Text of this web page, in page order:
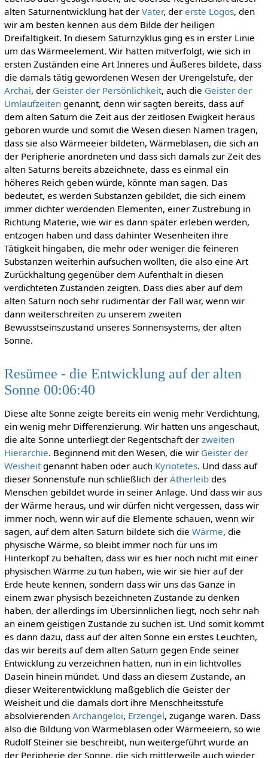
alten Saturnentwicklung hat der Vater, der erste Logos, den
wir am besten kennen aus dem Bilde der heiligen
Dreifaltigkeit. In diesem Saturnzyklus ging es in erster Linie
um das Wärmeelement. Wir hatten mitverfolgt, wie sich in
ersten Zuständen eine Art Inneres und Äußeres bildete, dass
die damals tätig gewordenen Wesen der Urengelstufe, der
Archai, der Geister der Persönlichkeit, auch die Geister der
Umlaufzeitengenannt, denn wir sagten bereits, dass auf
dem alten Saturn die Zeit aus der zeitlosen Ewigkeit heraus
geboren wurde und somit die Wesen diesen Namen tragen,
dass sie also Wärmeeier bildeten, Wärmeblasen, die sich an
der Peripherie anordneten und dass sich damals zur Zeit des
alten Saturns bereits abzeichnete, dass es einmal ein
höheres Reich geben würde, könnte man sagen. Das
bedeutet, es werden Substanzen gebildet, die sich einem
immer dichter werdenden Elementen, einer Zustrebung in
Richtung Materie, wie wir es dann später erleben werden,
entzogen haben und dass dahinter Wesenheiten ihre
Tätigkeit hingaben, die mehr oder weniger die feineren
Substanzen weiterhin aufsuchen wollten, die also eine Art
Zurückhaltung gegenüber dem Aufenthalt in diesen
verdichteten Zuständen zeigten. Dass dies aber auf dem
alten Saturn noch sehr rudimentär der Fall war, wenn wir
dann weiterschreiten zu unserem zweiten
Bewusstseinszustand unseres Sonnensystems, der alten
Sonne.
Resümee - die Entwicklung auf der alten
Sonne 00:06:40
Diese alte Sonne zeigte bereits ein wenig mehr Verdichtung,
ein wenig mehr Differenzierung. Wir hatten uns angeschaut,
die alte Sonne unterliegt der Regentschaft der zweiten
Hierarchie. Beginnend mit den Wesen, die wir Geister der
Weisheitgenannt haben oder auch Kyriotetes. Und dass auf
dieser Sonnenstufe nun schließlich der Ätherleibdes
Menschen gebildet wurde in seiner Anlage. Und dass wir aus
der Wärme heraus, und wir dürfen nicht vergessen, dass wir
immer noch, wenn wir auf die Elemente schauen, wenn wir
sagen, auf dem alten Saturn bildete sich die Wärme, die
physische Wärme, so bleibt immer noch für uns im
Hinterkopf zu behalten, dass wir es hier noch nicht mit einer
physischen Wärme zu tun haben, wie wir sie hier auf der
Erde heute kennen, sondern dass wir uns das Ganze in
einem zwar physisch bezeichneten Zustande zu denken
haben, der allerdings im Übersinnlichen liegt, noch sehr nah
an einem geistigen Zustande zu suchen ist. Und somit kommt
es dann dazu, dass auf der alten Sonne ein erstes Leuchten,
das wir bereits auf dem alten Saturn gegen Ende seiner
Entwicklung zu verzeichnen hatten, nun in ein lichtvolles
Dasein hinein mündet. Und dass an diesem Zustande, an
dieser Weiterentwicklung maßgeblich die Geister der
Weisheit und die damals dort ihre Menschheitsstufe
absolvierenden Archangeloi, Erzengel, zugange waren. Dass
also die Bildung von Wärmeblasen oder Wärmeeiern, so wie
Rudolf Steiner sie beschreibt, nun weitergeführt wurde an
der Peripherie der Sonne, die sich mittlerweile auch wieder